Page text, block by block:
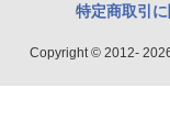
特定商取引
Copyright © 2012-